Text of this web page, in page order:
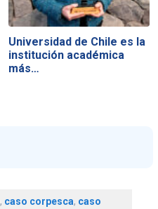
Universidad de Chile es la
institución académica
más…
, caso corpesca, caso